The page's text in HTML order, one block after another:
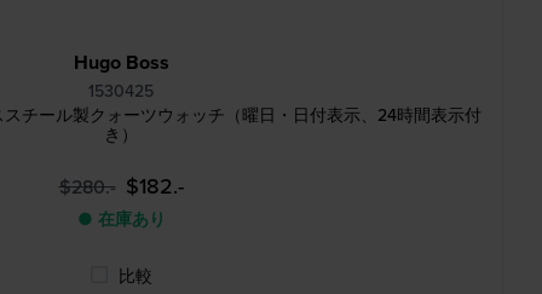
Hugo Boss
1530425
チール製クォーツウォッチ（曜日・日付表示、24時間表示付
き）
$280.- $182.-
● 在庫あり
比較